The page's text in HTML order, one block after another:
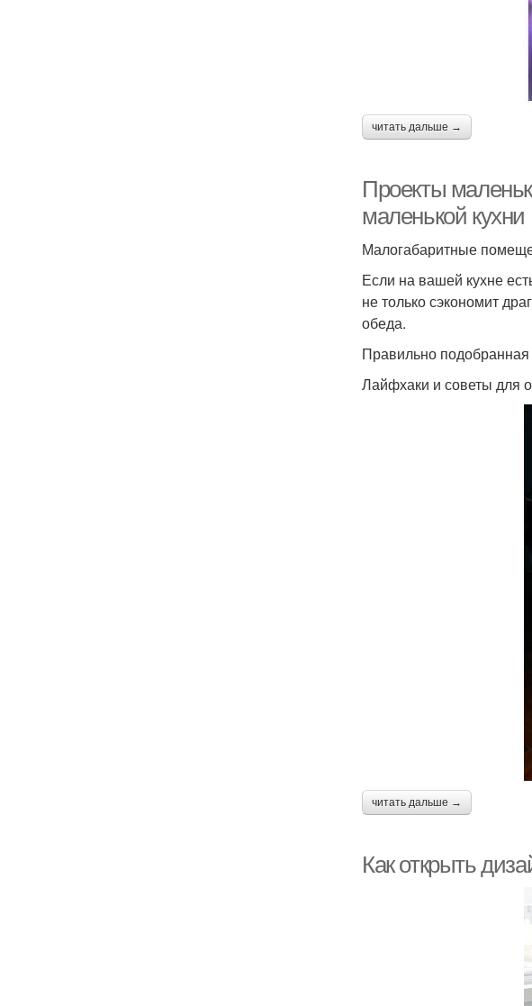
читать дальше →
Проекты
маленькой кухни
Малогабаритные
Если на вашей кухне
не только сэкономит
обеда.
Правильно подобранная
Лайфхаки и советы для
читать дальше →
Как открыть